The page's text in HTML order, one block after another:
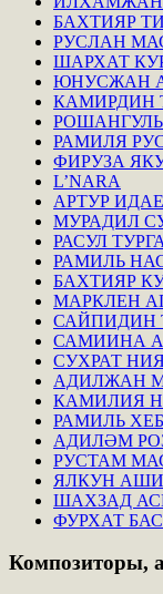
БАХТИЯР
РУСЛАН
ШАРХАТ
ЮНУСЖАН
КАМИРДИН
РАМИЛЯ
ФИРУЗА
L’NARA
АРТУР
МУРАДИЛ
РАСУЛ
РАМИЛЬ
БАХТИЯР
МАРКЛЕН
САЙПИДИН
САМИИНА
СУХРАТ
АДИЛЖАН
КАМИЛИЯ
РАМИЛЬ
АДИЛӘМ
РУСТАМ
ЯЛКУН
ШАХЗАД
ФУРХАТ
Композиторы,